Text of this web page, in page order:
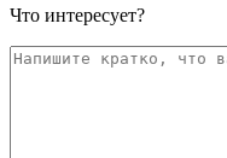
Что интересует?